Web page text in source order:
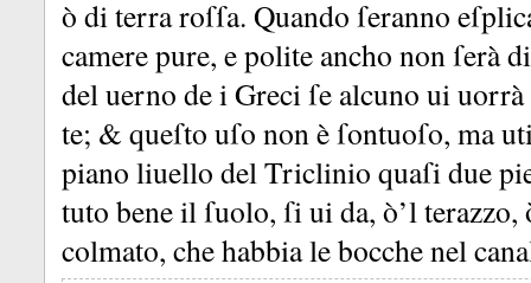
ò di terra roſſa. Quando ſeranno
camere pure, e polite ancho non ſerà
del uerno de i Greci ſe alcuno ui
te; & queſto uſo non è ſontuoſo, ma
piano liuello del Triclinio quaſi due
tuto bene il ſuolo, ſi ui da, ò’l
colmato, che habbia le bocche nel